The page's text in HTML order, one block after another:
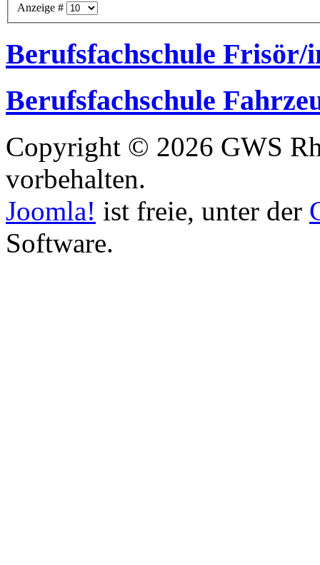
Anzeige #
Berufsfachschule Frisör/
Berufsfachschule
Copyright © 2026 GWS
vorbehalten.
Joomla! ist freie, unter der
Software.